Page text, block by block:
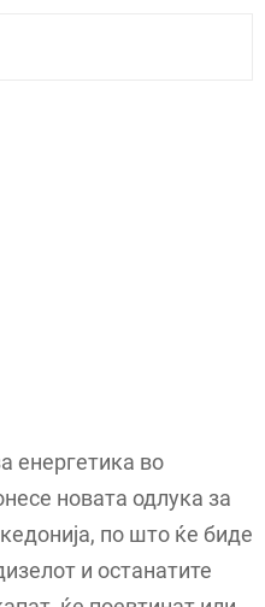
енергетика во
новата одлука за
по што ќе биде
и останатите